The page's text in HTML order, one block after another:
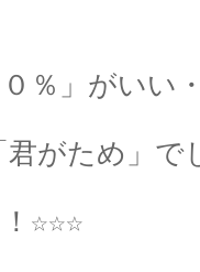
％」がいい
がため」で
☆☆☆